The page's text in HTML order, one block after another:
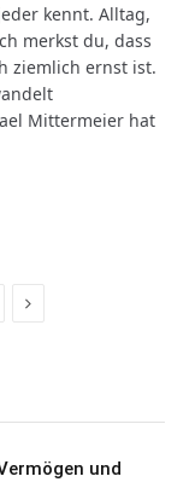
kennt. Alltag,
merkst du, dass
ziemlich ernst ist.
Mittermeier hat
Next
und